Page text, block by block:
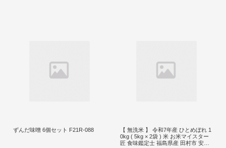
ずんだ味噌 6個セット F21R-088
【 無洗米 】 令和7年産 ひとめぼれ 1
0kg ( 5kg × 2袋 ) 米 お米マイスター
匠 食味鑑定士 福島県産 田村市 安藤